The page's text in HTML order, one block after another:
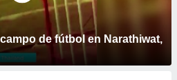
de fútbol en Narathiwat,